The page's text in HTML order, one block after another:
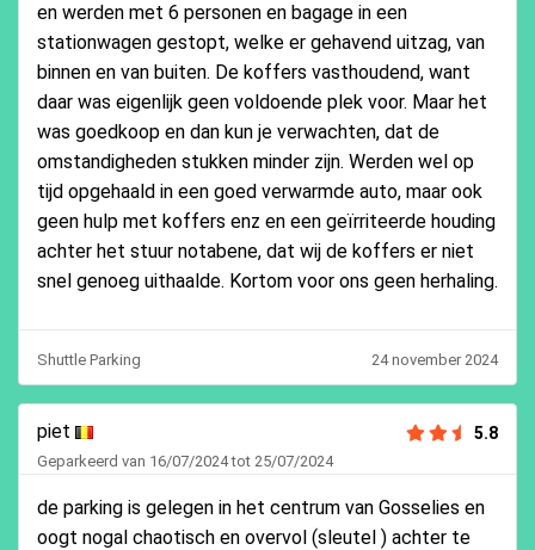
en werden met 6 personen en bagage in een
stationwagen gestopt, welke er gehavend uitzag, van
binnen en van buiten. De koffers vasthoudend, want
daar was eigenlijk geen voldoende plek voor. Maar het
was goedkoop en dan kun je verwachten, dat de
omstandigheden stukken minder zijn. Werden wel op
tijd opgehaald in een goed verwarmde auto, maar ook
geen hulp met koffers enz en een geïrriteerde houding
achter het stuur notabene, dat wij de koffers er niet
snel genoeg uithaalde. Kortom voor ons geen herhaling.
Shuttle Parking 24 november 2024
piet 5.8
Geparkeerd van 16/07/2024 tot 25/07/2024
de parking is gelegen in het centrum van Gosselies en
oogt nogal chaotisch en overvol (sleutel ) achter te